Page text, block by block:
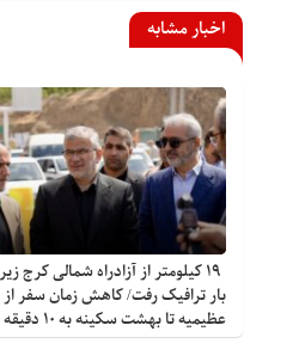
اخبار مشابه
۱۹ کیلومتر از آزادراه شمالی کرج زیر
بار ترافیک رفت/ کاهش زمان سفر از
عظیمیه تا بهشت سکینه به ۱۰ دقیقه